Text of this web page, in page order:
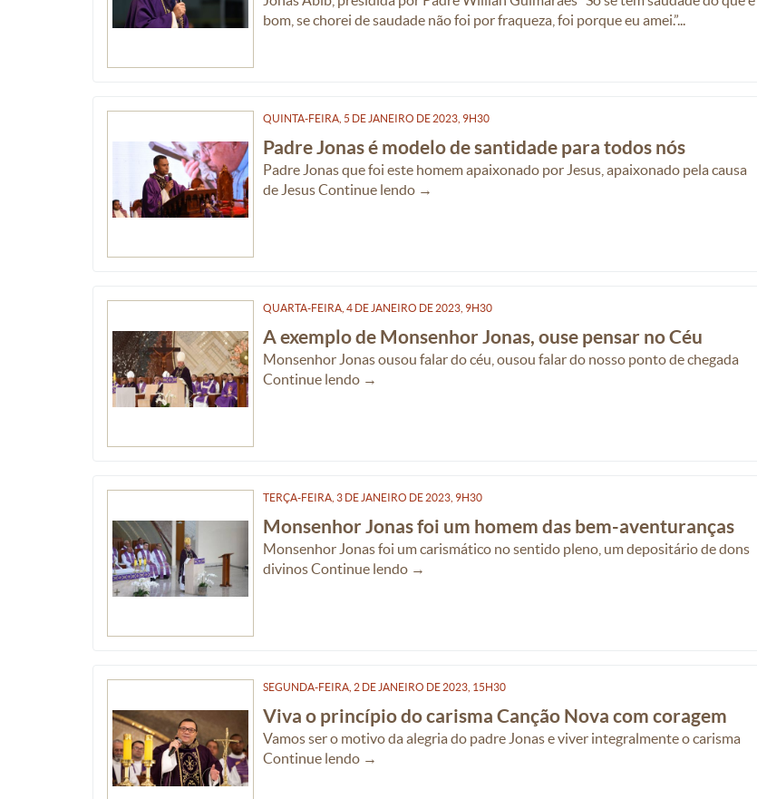
bom, se chorei de saudade não foi por fraqueza, foi porque eu amei.”...
QUINTA-FEIRA, 5 DE JANEIRO DE 2023, 9H30
Padre Jonas é modelo de santidade para todos nós
Padre Jonas que foi este homem apaixonado por Jesus, apaixonado pela causa
de Jesus Continue lendo →
QUARTA-FEIRA, 4 DE JANEIRO DE 2023, 9H30
A exemplo de Monsenhor Jonas, ouse pensar no Céu
Monsenhor Jonas ousou falar do céu, ousou falar do nosso ponto de chegada
Continue lendo →
TERÇA-FEIRA, 3 DE JANEIRO DE 2023, 9H30
Monsenhor Jonas foi um homem das bem-aventuranças
Monsenhor Jonas foi um carismático no sentido pleno, um depositário de dons
divinos Continue lendo →
SEGUNDA-FEIRA, 2 DE JANEIRO DE 2023, 15H30
Viva o princípio do carisma Canção Nova com coragem
Vamos ser o motivo da alegria do padre Jonas e viver integralmente o carisma
Continue lendo →